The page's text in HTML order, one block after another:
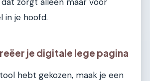
in je hoofd.
je digitale lege pagina
hebt gekozen, maak je een